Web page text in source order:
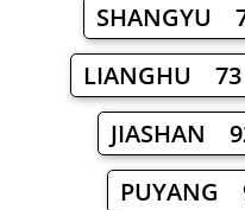
SHANGYU
LIANGHU 73
JIASHAN
PUYANG